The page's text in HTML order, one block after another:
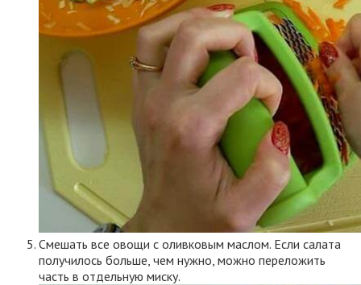
Смешать все овощи с оливковым маслом. Если салата
получилось больше, чем нужно, можно переложить
часть в отдельную миску.